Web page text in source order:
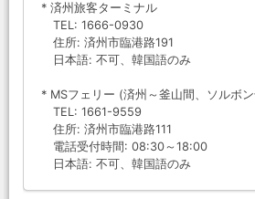
* 済州旅客ターミナル
TEL: 1666-0930
住所: 済州市臨港路191
日本語: 不可、韓国語のみ
* MSフェリー (済州～釜山間、ソルボ
TEL: 1661-9559
住所: 済州市臨港路111
電話受付時間: 08:30～18:00
日本語: 不可、韓国語のみ